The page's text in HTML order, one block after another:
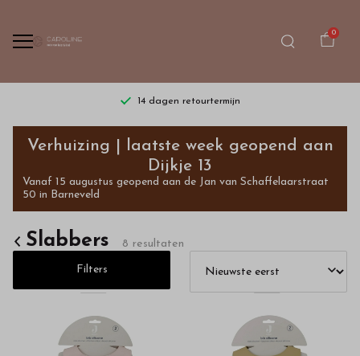
0
14 dagen retourtermijn
Slabbers
Bestel
kinderkleding
kwaliteit
Verhuizing | laatste week geopend aan
Dijkje 13
Vanaf 15 augustus geopend aan de Jan van Schaffelaarstraat
50 in Barneveld
Slabbers 8 resultaten
Filters